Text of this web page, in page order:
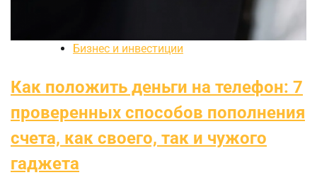
Бизнес и инвестиции
Как положить деньги на телефон: 7
проверенных способов пополнения
счета, как своего, так и чужого
гаджета